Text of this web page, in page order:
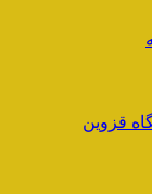
قزوین